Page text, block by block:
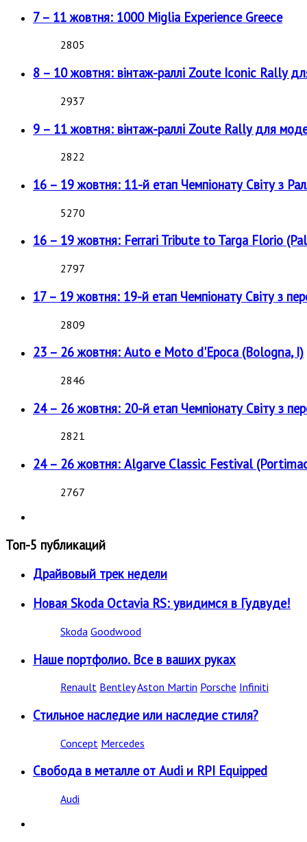
7 – 11 жовтня: 1000 Miglia Experience Greece
2805
8 – 10 жовтня: вінтаж-раллі Zoute Iconic Rally
2937
9 – 11 жовтня: вінтаж-раллі Zoute Rally для
2822
16 – 19 жовтня: 11-й етап Чемпіонату Світу з
5270
16 – 19 жовтня: Ferrari Tribute to Targa Florio
2797
17 – 19 жовтня: 19-й етап Чемпіонату Світу з
2809
23 – 26 жовтня: Auto e Moto d'Epoca (Bologna, I)
2846
24 – 26 жовтня: 20-й етап Чемпіонату Світу з
2821
24 – 26 жовтня: Algarve Classic Festival
2767
Топ-5 публикаций
Драйвовый трек недели
Новая Skoda Octavia RS: увидимся в Гудвуде!
Skoda Goodwood
Наше портфолио. Все в ваших руках
Renault BentleyAston Martin Porsche Infiniti
Стильное наследие или наследие стиля?
Concept Mercedes
Свобода в металле от Audi и RPI Equipped
Audi